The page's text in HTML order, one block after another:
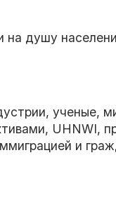
душу
ученые,
UHNWI,
и